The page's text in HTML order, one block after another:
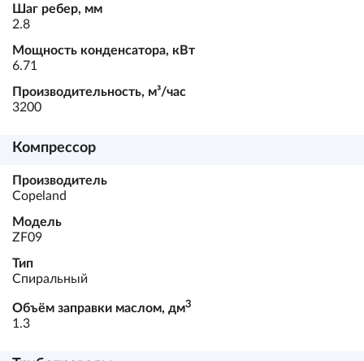
Шаг ребер, мм
2.8
Мощность конденсатора, кВт
6.71
Производительность, м³/час
3200
Компрессор
Производитель
Copeland
Модель
ZF09
Тип
Спиральный
Объём заправки маслом, дм3
1.3